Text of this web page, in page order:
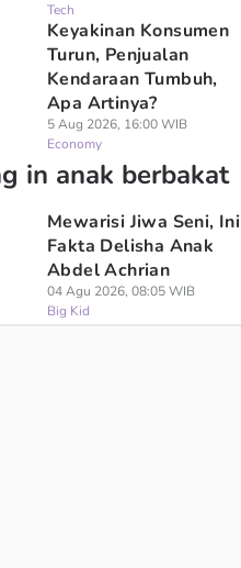
Tech
Keyakinan Konsumen
Turun, Penjualan
Kendaraan Tumbuh,
Apa Artinya?
5 Aug 2026, 16:00 WIB
Economy
in anak berbakat
Mewarisi Jiwa Seni, Ini
Fakta Delisha Anak
Abdel Achrian
04 Agu 2026, 08:05 WIB
Big Kid